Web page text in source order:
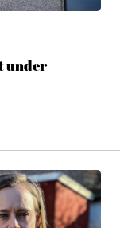
under